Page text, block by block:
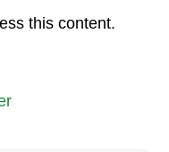
this content.